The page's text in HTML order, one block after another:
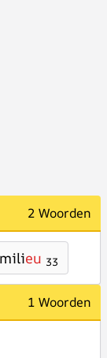
2 Woorden
eu 33
1 Woorden